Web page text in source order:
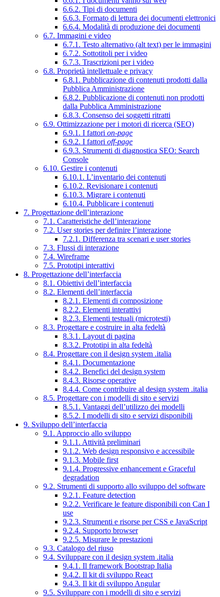
6.6.2. Tipi di documenti
6.6.3. Formato di lettura dei documenti elettronici
6.6.4. Modalità di produzione dei documenti
6.7. Immagini e video
6.7.1. Testo alternativo (alt text) per le immagini
6.7.2. Sottotitoli per i video
6.7.3. Trascrizioni per i video
6.8. Proprietà intellettuale e privacy
6.8.1. Pubblicazione di contenuti prodotti dalla
Pubblica Amministrazione
6.8.2. Pubblicazione di contenuti non prodotti
dalla Pubblica Amministrazione
6.8.3. Consenso dei soggetti ritratti
6.9. Ottimizzazione per i motori di ricerca (SEO)
6.9.1. I fattori on-page
6.9.2. I fattori off-page
6.9.3. Strumenti di diagnostica SEO: Search
Console
6.10. Gestire i contenuti
6.10.1. L’inventario dei contenuti
6.10.2. Revisionare i contenuti
6.10.3. Migrare i contenuti
6.10.4. Pubblicare i contenuti
7. Progettazione dell’interazione
7.1. Caratteristiche dell’interazione
7.2. User stories per definire l’interazione
7.2.1. Differenza tra scenari e user stories
7.3. Flussi di interazione
7.4. Wireframe
7.5. Prototipi interattivi
8. Progettazione dell’interfaccia
8.1. Obiettivi dell’interfaccia
8.2. Elementi dell’interfaccia
8.2.1. Elementi di composizione
8.2.2. Elementi interattivi
8.2.3. Elementi testuali (microtesti)
8.3. Progettare e costruire in alta fedeltà
8.3.1. Layout di pagina
8.3.2. Prototipi in alta fedeltà
8.4. Progettare con il design system .italia
8.4.1. Documentazione
8.4.2. Benefici del design system
8.4.3. Risorse operative
8.4.4. Come contribuire al design system .italia
8.5. Progettare con i modelli di sito e servizi
8.5.1. Vantaggi dell’utilizzo dei modelli
8.5.2. I modelli di sito e servizi disponibili
9. Sviluppo dell’interfaccia
9.1. Approccio allo sviluppo
9.1.1. Attività preliminari
9.1.2. Web design responsivo e accessibile
9.1.3. Mobile first
9.1.4. Progressive enhancement e Graceful
degradation
9.2. Strumenti di supporto allo sviluppo del software
9.2.1. Feature detection
9.2.2. Verificare le feature disponibili con Can I
use
9.2.3. Strumenti e risorse per CSS e JavaScript
9.2.4. Supporto browser
9.2.5. Misurare le prestazioni
9.3. Catalogo del riuso
9.4. Sviluppare con il design system .italia
9.4.1. Il framework Bootstrap Italia
9.4.2. Il kit di sviluppo React
9.4.3. Il kit di sviluppo Angular
9.5. Sviluppare con i modelli di sito e servizi